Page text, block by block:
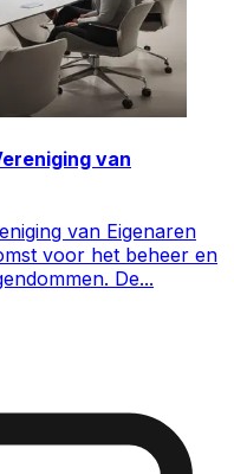
van
van Eigenaren
voor het beheer en
De...